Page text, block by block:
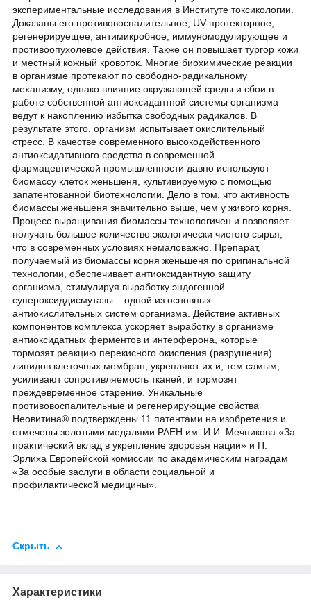
экспериментальные исследования в Институте токсикологии.
Доказаны его противовоспалительное, UV-протекторное,
регенерируещее, антимикробное, иммуномодулирующее и
противоопухолевое действия. Также он повышает тургор кожи
и местный кожный кровоток. Многие биохимические реакции
в организме протекают по свободно-радикальному
механизму, однако влияние окружающей среды и сбои в
работе собственной антиоксидантной системы организма
ведут к накоплению избытка свободных радикалов. В
результате этого, организм испытывает окислительный
стресс. В качестве современного высокодейственного
антиоксидативного средства в современной
фармацевтической промышленности давно используют
биомассу клеток женьшеня, культивируемую с помощью
запатентованной биотехнологии. Дело в том, что активность
биомассы женьшеня значительно выше, чем у живого корня.
Процесс выращивания биомассы технологичен и позволяет
получать большое количество экологически чистого сырья,
что в современных условиях немаловажно. Препарат,
получаемый из биомассы корня женьшеня по оригинальной
технологии, обеспечивает антиоксидантную защиту
организма, стимулируя выработку эндогенной
супероксиддисмутазы – одной из основных
антиокислительных систем организма. Действие активных
компонентов комплекса ускоряет выработку в организме
антиоксидатных ферментов и интерферона, которые
тормозят реакцию перекисного окисления (разрушения)
липидов клеточных мембран, укрепляют их и, тем самым,
усиливают сопротивляемость тканей, и тормозят
преждевременное старение. Уникальные
противовоспалительные и регенерирующие свойства
Неовитина® подтверждены 11 патентами на изобретения и
отмечены золотыми медалями РАЕН им. И.И. Мечникова «За
практический вклад в укрепление здоровья нации» и П.
Эрлиха Европейской комиссии по академическим наградам
«За особые заслуги в области социальной и
профилактической медицины».
Скрыть
Характеристики